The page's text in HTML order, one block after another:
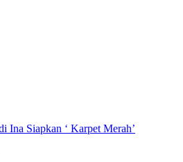
Ina Siapkan ‘ Karpet Merah’